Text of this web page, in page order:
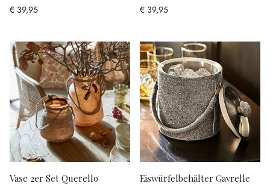
€ 39,95 € 39,95
Vase 2er Set Querello Eiswürfelbehälter Gavrelle